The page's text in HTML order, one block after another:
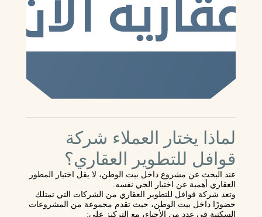
لماذا يختار العملاء شركة
قوافل للتطوير العقاري؟
عند البحث عن مشروع داخل بيت الوطن، لا يقل اختيار المطور
العقاري أهمية عن اختيار الحي نفسه.
وتعد شركة قوافل للتطوير العقاري من الشركات التي تمتلك
حضورًا داخل بيت الوطن، حيث تقدم مجموعة من المشروعات
السكنية في عدد من الأحياء، مع التركيز على: